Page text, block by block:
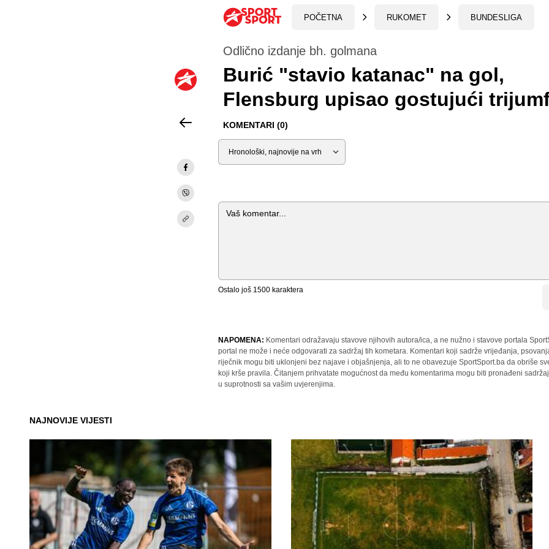
POČETNA RUKOMET BUNDESLIGA
Odlično izdanje bh. golmana
Burić "stavio katanac" na gol,
Flensburg upisao gostujući
KOMENTARI (0)
Sortiraj
Komentar
Ostalo još 1500 karaktera
NAPOMENA: Komentari odražavaju stavove njihovih autora/ica, a ne nužno i stavove portala
portal ne može i neće odgovarati za sadržaj tih kometara. Komentari koji sadrže vrijeđanja,
riječnik mogu biti uklonjeni bez najave i objašnjenja, ali to ne obavezuje SportSport.ba da obriše
koji krše pravila. Čitanjem prihvatate mogućnost da među komentarima mogu biti pronađeni
u suprotnosti sa vašim uvjerenjima.
NAJNOVIJE VIJESTI